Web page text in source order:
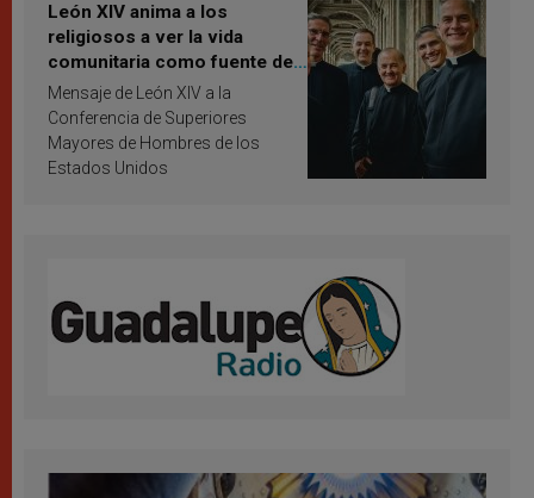
León XIV anima a los
religiosos a ver la vida
comunitaria como fuente de
inspiración y santificación
Mensaje de León XIV a la
Conferencia de Superiores
Mayores de Hombres de los
Estados Unidos